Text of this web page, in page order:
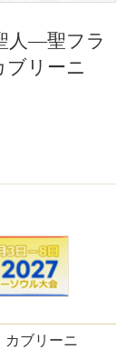
人―聖フラ
リーニ
カブリーニ